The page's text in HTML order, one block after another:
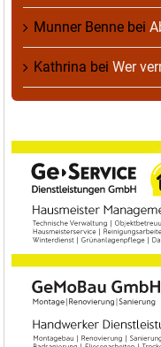
Munner Benne bei
Kathrina bei Wer